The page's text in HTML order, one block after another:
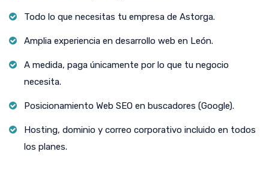
Todo lo que necesitas tu empresa de Astorga.
Amplia experiencia en desarrollo web en León.
A medida, paga únicamente por lo que tu negocio
necesita.
Posicionamiento Web SEO en buscadores (Google).
Hosting, dominio y correo corporativo incluido en todos
los planes.